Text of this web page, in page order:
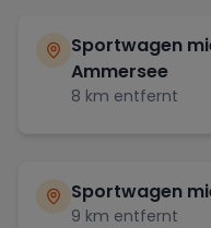
Sportwagen
Ammersee
8 km entfernt
Sportwagen
9 km entfernt